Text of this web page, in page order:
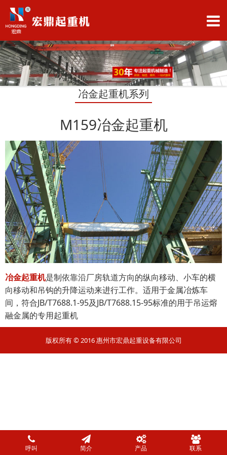
冶金起重机系列
M159冶金起重机
冶金起重机是制依靠沿厂房轨道方向的纵向移动、小车的横
向移动和吊钩的升降运动来进行工作。适用于金属冶炼车
间，符合JB/T7688.1-95及JB/T7688.15-95标准的用于吊运熔
融金属的专用起重机
版权所有 © 2016 惠州市宏鼎起重设备有限公司
呼叫 简介 产品 联系